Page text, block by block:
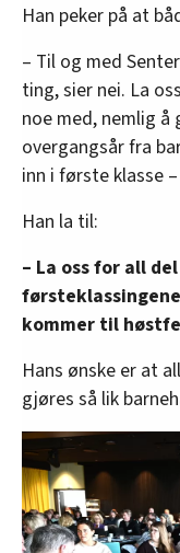
Han peker på at
– Til og med
ting, sier nei. La
noe med, nemlig
overgangsår fra
inn i første klasse
Han la til:
– La oss for all
kommer til
Hans ønske er at
gjøres så lik